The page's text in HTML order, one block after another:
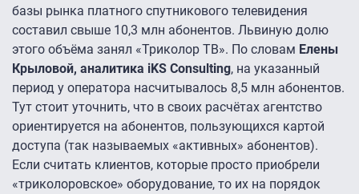
базы рынка платного спутникового телевидения
составил свыше 10,3 млн абонентов. Львиную долю
этого объёма занял «Триколор ТВ». По словам Елены
Крыловой, аналитика iKS Consulting, на указанный
период у оператора насчитывалось 8,5 млн абонентов.
Тут стоит уточнить, что в своих расчётах агентство
ориентируется на абонентов, пользующихся картой
доступа (так называемых «активных» абонентов).
Если считать клиентов, которые просто приобрели
«триколоровское» оборудование, то их на порядок